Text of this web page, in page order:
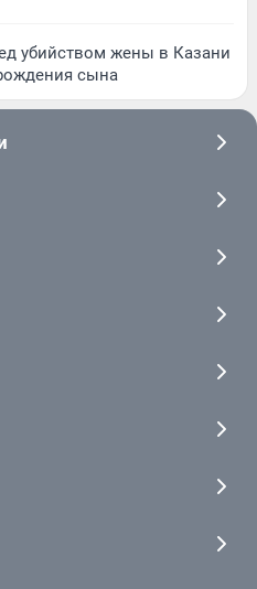
убийством жены в Казани
сына